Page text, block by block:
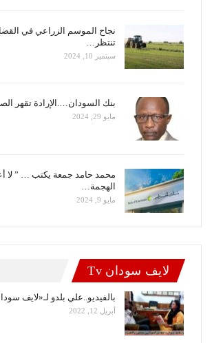
تنتظر…
سبتمبر 10, 2024
بنك السودان….الإرادة تقهر
مايو 29, 2024
محمد حامد جمعة يكتب … ”
الهجمة…
مايو 9, 2024
لايف سودان Tv
بالفيديو..علي بلدو لـ«لايف سودان»:
أبريل 12, 2022